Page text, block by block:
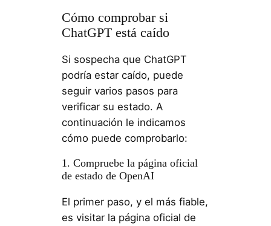
Cómo comprobar si
ChatGPT está caído
Si sospecha que ChatGPT
podría estar caído, puede
seguir varios pasos para
verificar su estado. A
continuación le indicamos
cómo puede comprobarlo:
1. Compruebe la página oficial
de estado de OpenAI
El primer paso, y el más fiable,
es visitar la página oficial de